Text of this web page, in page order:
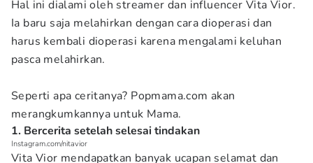
Hal ini dialami oleh streamer dan influencer Vita Vior.
Ia baru saja melahirkan dengan cara dioperasi dan
harus kembali dioperasi karena mengalami keluhan
pasca melahirkan.
Seperti apa ceritanya? Popmama.com akan
merangkumkannya untuk Mama.
1. Bercerita setelah selesai tindakan
Instagram.com/nitavior
Vita Vior mendapatkan banyak ucapan selamat dan